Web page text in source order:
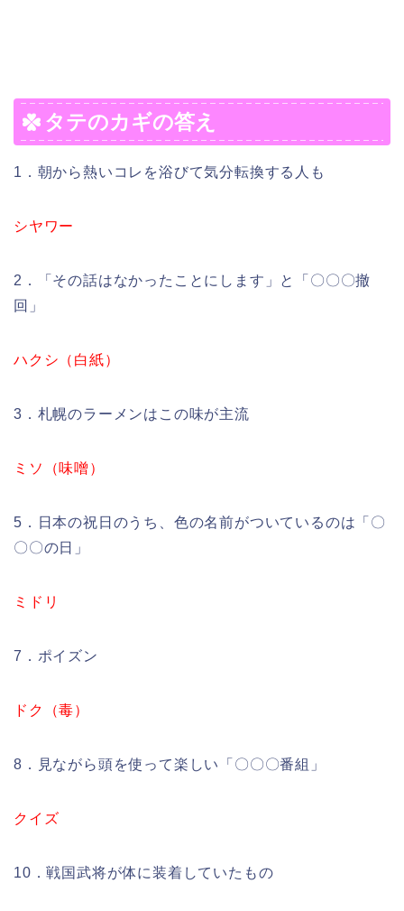
タテのカギの答え
1．朝から熱いコレを浴びて気分転換する人も
シヤワー
2．「その話はなかったことにします」と「〇〇〇撤
回」
ハクシ（白紙）
3．札幌のラーメンはこの味が主流
ミソ（味噌）
5．日本の祝日のうち、色の名前がついているのは「〇
〇〇の日」
ミドリ
7．ポイズン
ドク（毒）
8．見ながら頭を使って楽しい「〇〇〇番組」
クイズ
10．戦国武将が体に装着していたもの